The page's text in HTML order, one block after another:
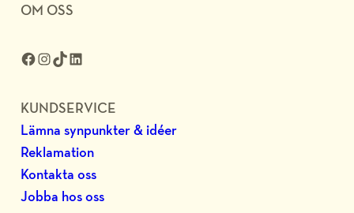
OM OSS
Facebook Instagram TikTok LinkedIn
KUNDSERVICE
Lämna synpunkter & idéer
Reklamation
Kontakta oss
Jobba hos oss